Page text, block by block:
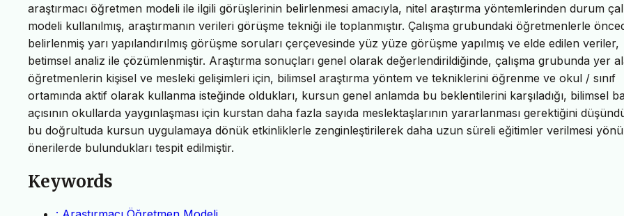
araştırmacı öğretmen modeli ile ilgili görüşlerinin belirlenmesi amacıyla, nitel araştırma yöntemlerinden durum
modeli kullanılmış, araştırmanın verileri görüşme tekniği ile toplanmıştır. Çalışma grubundaki öğretmenlerle
belirlenmiş yarı yapılandırılmış görüşme soruları çerçevesinde yüz yüze görüşme yapılmış ve elde edilen veriler,
betimsel analiz ile çözümlenmiştir. Araştırma sonuçları genel olarak değerlendirildiğinde, çalışma grubunda yer
öğretmenlerin kişisel ve mesleki gelişimleri için, bilimsel araştırma yöntem ve tekniklerini öğrenme ve okul / sınıf
ortamında aktif olarak kullanma isteğinde oldukları, kursun genel anlamda bu beklentilerini karşıladığı, bilimsel
açısının okullarda yaygınlaşması için kurstan daha fazla sayıda meslektaşlarının yararlanması gerektiğini
bu doğrultuda kursun uygulamaya dönük etkinliklerle zenginleştirilerek daha uzun süreli eğitimler verilmesi
önerilerde bulundukları tespit edilmiştir.
Keywords